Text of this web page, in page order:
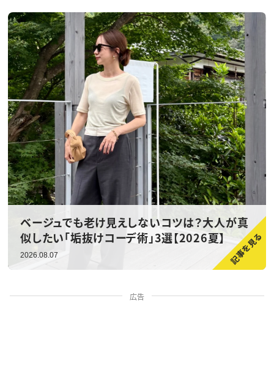
ベージュでも老け見えしないコツは？大人が真
似したい「垢抜けコーデ術」3選【2026夏】
2026.08.07
広告